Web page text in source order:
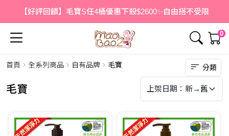
【好評回饋】毛寶S任4桶優惠下殺$2600✨自由搭不受限
0
首頁 全系列商品 自有品牌 毛寶 分類
毛寶